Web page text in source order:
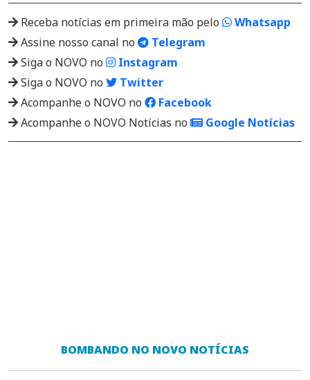
Receba notícias em primeira mão pelo
Whatsapp
Assine nosso canal no
Telegram
Siga o NOVO no
Instagram
Siga o NOVO no
Twitter
Acompanhe o NOVO no
Facebook
Acompanhe o NOVO Notícias no
Google Notícias
BOMBANDO NO NOVO NOTÍCIAS